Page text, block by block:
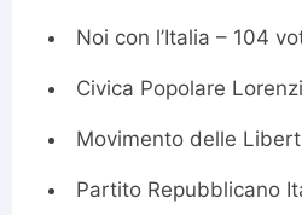
Noi con l’Italia – 104
Civica Popolare
Movimento delle
Partito Repubblicano